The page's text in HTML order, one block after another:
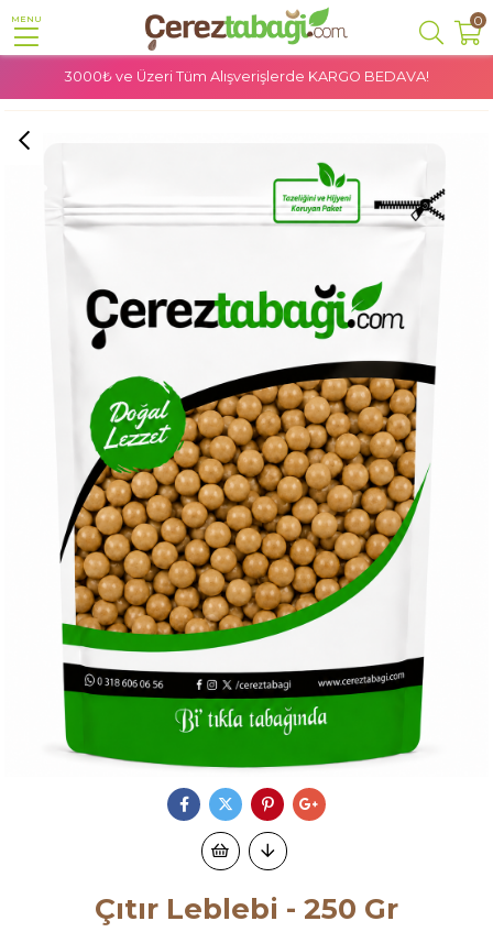
MENU 0
3000₺ ve Üzeri Tüm Alışverişlerde KARGO BEDAVA!
Çıtır Leblebi - 250 Gr
Çıtır Leblebi - 250 Gr